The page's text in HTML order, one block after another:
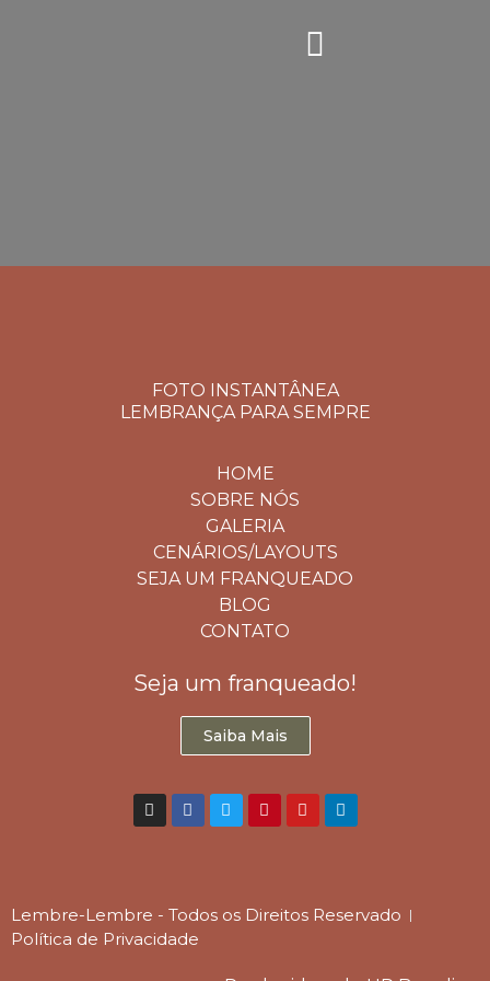
FOTO INSTANTÂNEA
LEMBRANÇA PARA SEMPRE
HOME
SOBRE NÓS
GALERIA
CENÁRIOS/LAYOUTS
SEJA UM FRANQUEADO
BLOG
CONTATO
Seja um franqueado!
Saiba Mais
Lembre-Lembre - Todos os Direitos Reservado
Política de Privacidade